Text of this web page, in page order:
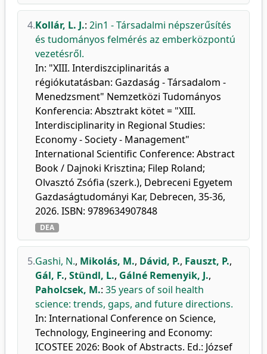
4.Kollár, L. J.: 2in1 - Társadalmi népszerűsítés
és tudományos felmérés az emberközpontú
vezetésről.
In: "XIII. Interdiszciplinaritás a
régiókutatásban: Gazdaság - Társadalom -
Menedzsment" Nemzetközi Tudományos
Konferencia: Absztrakt kötet = "XIII.
Interdisciplinarity in Regional Studies:
Economy - Society - Management"
International Scientific Conference: Abstract
Book / Dajnoki Krisztina; Filep Roland;
Olvasztó Zsófia (szerk.), Debreceni Egyetem
Gazdaságtudományi Kar, Debrecen, 35-36,
2026. ISBN: 9789634907848
DEA
5.Gashi, N., Mikolás, M., Dávid, P., Fauszt, P.,
Gál, F., Stündl, L., Gálné Remenyik, J.,
Paholcsek, M.: 35 years of soil health
science: trends, gaps, and future directions.
In: International Conference on Science,
Technology, Engineering and Economy:
ICOSTEE 2026: Book of Abstracts. Ed.: József